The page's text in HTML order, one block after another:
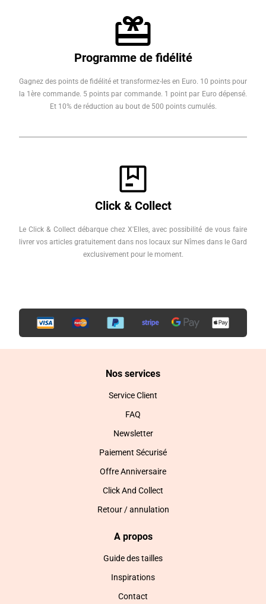
Programme de fidélité
Gagnez des points de fidélité et transformez-les en Euro. 10 points pour
la 1ère commande. 5 points par commande. 1 point par Euro dépensé.
Et 10% de réduction au bout de 500 points cumulés.
Click & Collect
Le Click & Collect débarque chez X'Elles, avec possibilité de vous faire
livrer vos articles gratuitement dans nos locaux sur Nîmes dans le Gard
exclusivement pour le moment.
Nos services
Service Client
FAQ
Newsletter
Paiement Sécurisé
Offre Anniversaire
Click And Collect
Retour / annulation
A propos
Guide des tailles
Inspirations
Contact